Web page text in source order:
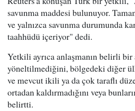
savunma maddesi bulunuyor.
ve yalnızca savunma durumunda
taahhüdü içeriyor" dedi.
Yetkili ayrıca anlaşmanın belirli bir
yöneltilmediğini, bölgedeki diğer
ve mevcut ikili ya da çok taraflı
ortadan kaldırmadığını veya
belirtti.